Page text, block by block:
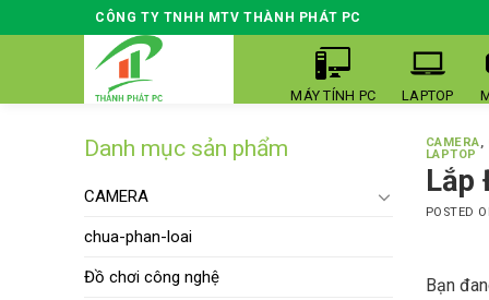
to
CÔNG TY TNHH MTV THÀNH PHÁT PC
MÁY TÍNH PC LAPTOP
Danh mục sản phẩm
CAMERA
chua-phan-loai
Đồ chơi công nghệ
CAMERA,
LAPTOP
Lắp
POSTED
Bạn